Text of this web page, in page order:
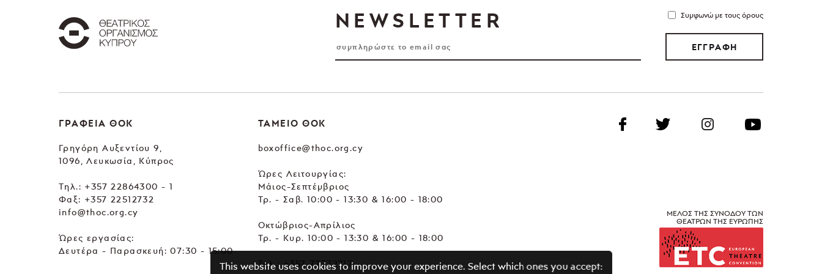
NEWSLETTER Συμφωνώ με τους όρους
ΕΓΓΡΑΦΗ
ΓΡΑΦΕΙΑ ΘΟΚ
Γρηγόρη Αυξεντίου 9,
1096, Λευκωσία, Κύπρος
Tηλ.: +357 22864300 - 1
Φαξ: +357 22512732
info@thoc.org.cy
Ώρες εργασίας:
Δευτέρα - Παρασκευή: 07:30 - 15:00
ΤΑΜΕΙΟ ΘΟΚ
boxoffice@thoc.org.cy
Ώρες Λειτουργίας:
Μάιος-Σεπτέμβριος
Τρ. - Σαβ. 10:00 - 13:30 & 16:00 - 18:00
Οκτώβριος-Απρίλιος
Τρ. - Κυρ. 10:00 - 13:30 & 16:00 - 18:00
Τηλ.:+357 77772717
ΜΕΛΟΣ ΤΗΣ ΣΥΝΟΔΟΥ ΤΩΝ
ΘΕΑΤΡΩΝ ΤΗΣ ΕΥΡΩΠΗΣ
This website uses cookies to improve your experience. Select which ones you accept: